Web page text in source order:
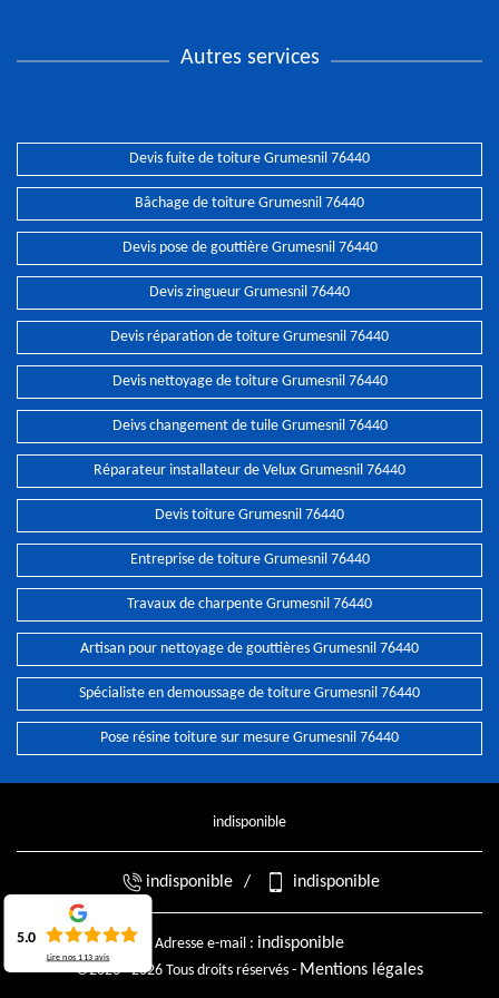
Autres services
Devis fuite de toiture Grumesnil 76440
Bâchage de toiture Grumesnil 76440
Devis pose de gouttière Grumesnil 76440
Devis zingueur Grumesnil 76440
Devis réparation de toiture Grumesnil 76440
Devis nettoyage de toiture Grumesnil 76440
Deivs changement de tuile Grumesnil 76440
Réparateur installateur de Velux Grumesnil 76440
Devis toiture Grumesnil 76440
Entreprise de toiture Grumesnil 76440
Travaux de charpente Grumesnil 76440
Artisan pour nettoyage de gouttières Grumesnil 76440
Spécialiste en demoussage de toiture Grumesnil 76440
Pose résine toiture sur mesure Grumesnil 76440
indisponible
indisponible / indisponible
Adresse e-mail : indisponible
©2026 - 2026 Tous droits réservés - Mentions légales
5.0
Lire nos113 avis